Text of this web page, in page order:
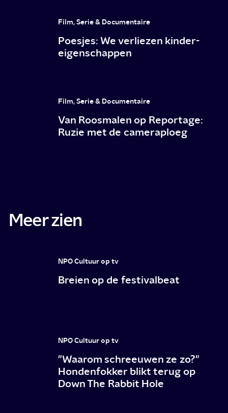
Film, Serie & Documentaire
Poesjes: We verliezen kinder-
eigenschappen
Film, Serie & Documentaire
Van Roosmalen op Reportage:
Ruzie met de cameraploeg
Meer zien
NPO Cultuur op tv
Breien op de festivalbeat
NPO Cultuur op tv
"Waarom schreeuwen ze zo?"
Hondenfokker blikt terug op
Down The Rabbit Hole